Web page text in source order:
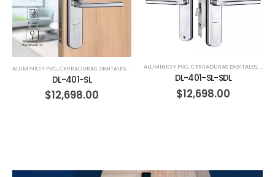
ALUMINIO Y PVC,CERRADURAS DIGITALES,HERRERIA,MADERA
DL-401-SL
$12,698.00
ALUMINIO Y PVC,CERRADURAS DIGITALES,
DL-401-SL-SDL
$12,698.00